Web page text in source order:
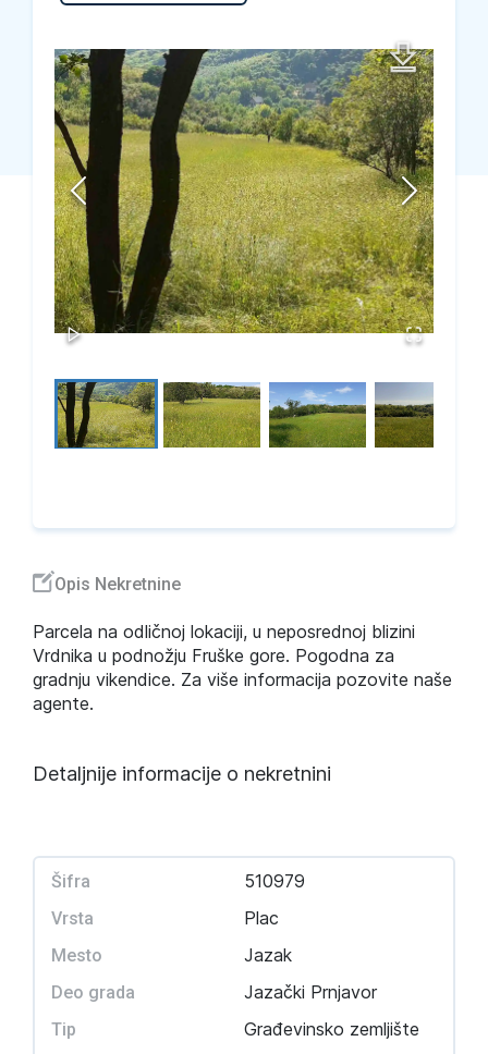
Opis Nekretnine
Parcela na odličnoj lokaciji, u neposrednoj blizini
Vrdnika u podnožju Fruške gore. Pogodna za
gradnju vikendice. Za više informacija pozovite naše
agente.
Detaljnije informacije o nekretnini
Šifra 510979
Vrsta Plac
Mesto Jazak
Deo grada Jazački Prnjavor
Tip Građevinsko zemljište